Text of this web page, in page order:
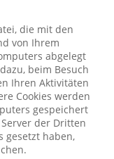
die mit den
von Ihrem
abgelegt
beim Besuch
Ihren Aktivitäten
Cookies werden
gespeichert
der Dritten
gesetzt haben,